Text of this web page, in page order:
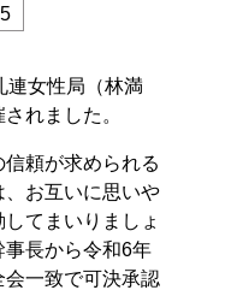
連女性局（林満
れました。
頼が求められる
お互いに思いや
てまいりましょ
事長から令和6年
会一致で可決承認